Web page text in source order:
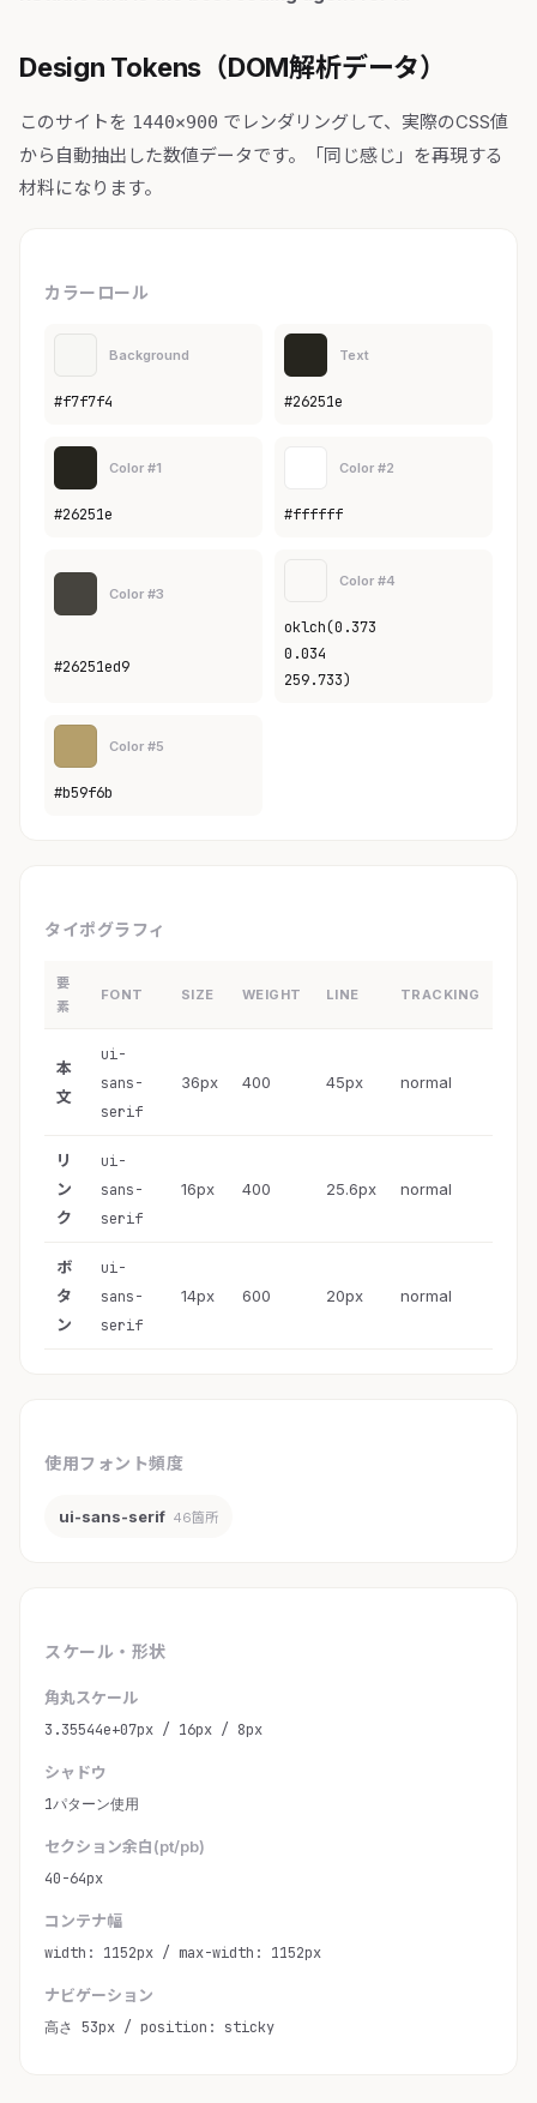
Design Tokens（DOM解析データ）
このサイトを 1440×900 でレンダリングして、実際のCSS値
から自動抽出した数値データです。「同じ感じ」を再現する
材料になります。
カラーロール
Background
#f7f7f4
Text
#26251e
Color #1
#26251e
Color #2
#ffffff
Color #3
#26251ed9
Color #4
oklch(0.373
0.034
259.733)
Color #5
#b59f6b
タイポグラフィ
要
素
FONT SIZE WEIGHT LINE TRACKING
本
文
ui-
sans-
serif
36px 400 45px normal
リ
ン
ク
ui-
sans-
serif
16px 400 25.6px normal
ボ
タ
ン
ui-
sans-
serif
14px 600 20px normal
使用フォント頻度
ui-sans-serif 46箇所
スケール・形状
角丸スケール
3.35544e+07px / 16px / 8px
シャドウ
1パターン使用
セクション余白(pt/pb)
40-64px
コンテナ幅
width: 1152px / max-width: 1152px
ナビゲーション
高さ 53px / position: sticky